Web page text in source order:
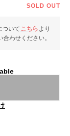
SOLD OUT
ついて こちら より
合わせください。